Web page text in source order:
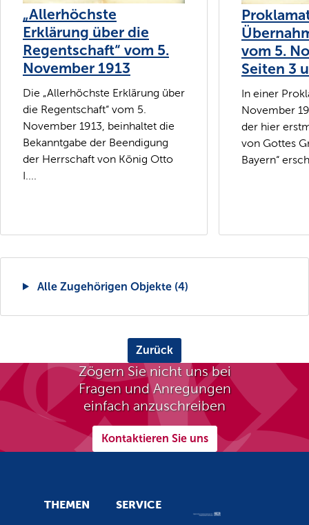
„Allerhöchste
Erklärung über die
Regentschaft“ vom 5.
November 1913
Die „Allerhöchste Erklärung über
die Regentschaft“ vom 5.
November 1913, beinhaltet die
Bekanntgabe der Beendigung
der Herrschaft von König Otto
I....
vom 5.
Seiten 3
In einer
November
der hier
von Gottes
Bayern“
Alle Zugehörigen Objekte (4)
Zurück
Zögern Sie nicht uns bei
Fragen und Anregungen
einfach anzuschreiben
Kontaktieren Sie uns
THEMEN SERVICE